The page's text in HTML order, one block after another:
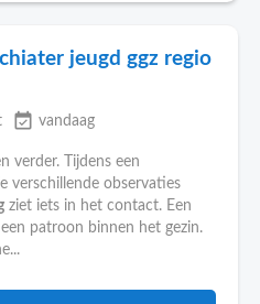
jeugd ggz regio
event_available vandaag
verder. Tijdens een
verschillende observaties
ziet iets in het contact. Een
patroon binnen het gezin.